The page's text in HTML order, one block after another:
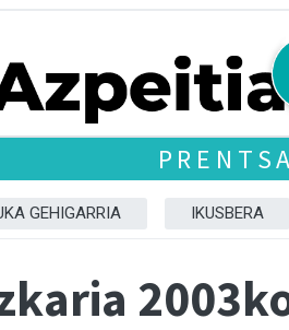
PRENTSA
GEHIGARRIA IKUSBERA